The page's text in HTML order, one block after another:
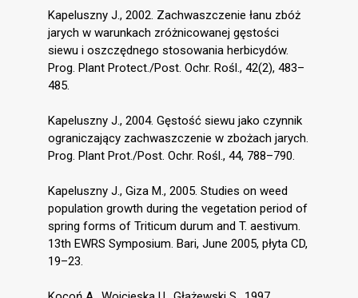
Kapeluszny J., 2002. Zachwaszczenie łanu zbóż
jarych w warunkach zróżnicowanej gęstości
siewu i oszczędnego stosowania herbicydów.
Prog. Plant Protect./Post. Ochr. Rośl., 42(2), 483–
485.
Kapeluszny J., 2004. Gęstość siewu jako czynnik
ograniczający zachwaszczenie w zbożach jarych.
Prog. Plant Prot./Post. Ochr. Rośl., 44, 788–790.
Kapeluszny J., Giza M., 2005. Studies on weed
population growth during the vegetation period of
spring forms of Triticum durum and T. aestivum.
13th EWRS Symposium. Bari, June 2005, płyta CD,
19–23.